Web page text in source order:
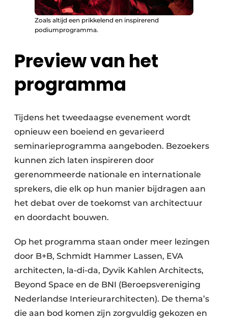
Zoals altijd een prikkelend en inspirerend
podiumprogramma.
Preview van het
programma
Tijdens het tweedaagse evenement wordt
opnieuw een boeiend en gevarieerd
seminarieprogramma aangeboden. Bezoekers
kunnen zich laten inspireren door
gerenommeerde nationale en internationale
sprekers, die elk op hun manier bijdragen aan
het debat over de toekomst van architectuur
en doordacht bouwen.
Op het programma staan onder meer lezingen
door B+B, Schmidt Hammer Lassen, EVA
architecten, la-di-da, Dyvik Kahlen Architects,
Beyond Space en de BNI (Beroepsvereniging
Nederlandse Interieurarchitecten). De thema’s
die aan bod komen zijn zorgvuldig gekozen en